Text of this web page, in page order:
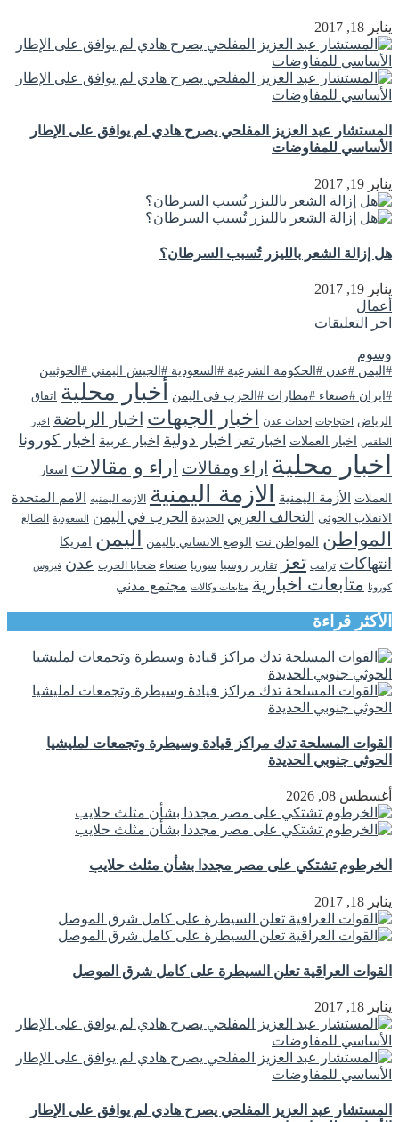
يناير 18, 2017
المستشار عبد العزيز المفلحي يصرح هادي لم يوافق على الإطار
الأساسي للمفاوضات
يناير 19, 2017
هل إزالة الشعر بالليزر تُسبب السرطان؟
يناير 19, 2017
أعمال
اخر التعليقات
وسوم
#اليمن #عدن #الحكومة الشرعية #السعودية #الجيش اليمني #الحوثيين
#ايران #صنعاء #مطارات #الحرب في اليمن
أخبار محلية
اتفاق
الرياض
احتجاجات احداث عدن اخبار الجبهات اخبار الرياضة اخبار
الطقس
اخبار العملات اخبار تعز اخبار دولية اخبار عربية اخبار كورونا
اخبار محلية اراء ومقالات اراء و مقالات اسعار
العملات الأزمة اليمنية الازمة اليمنية الازمه اليمنيه الامم المتحدة
الانقلاب الحوثي التحالف العربي الحديدة الحرب في اليمن السعودية الضالع
المواطن المواطن نت الوضع الانساني باليمن اليمن امريكا
انتهاكات ترامب تعز تقارير روسيا سوريا صنعاء ضحايا الحرب عدن فيروس
كورونا متابعات اخبارية متابعات وكالات مجتمع مدني
الأكثر قراءة
القوات المسلحة تدك مراكز قيادة وسيطرة وتجمعات لمليشيا
الحوثي جنوبي الحديدة
أغسطس 08, 2026
الخرطوم تشتكي على مصر مجددا بشأن مثلث حلايب
يناير 18, 2017
القوات العراقية تعلن السيطرة على كامل شرق الموصل
يناير 18, 2017
المستشار عبد العزيز المفلحي يصرح هادي لم يوافق على الإطار